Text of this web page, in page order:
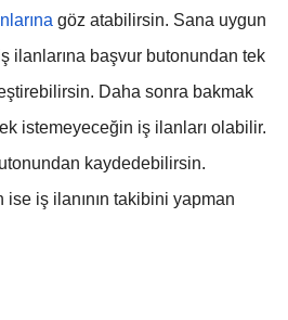
göz atabilirsin. Sana uygun
ilanlarına başvur butonundan tek
Daha sonra bakmak
istemeyeceğin iş ilanları olabilir.
kaydedebilirsin.
ise iş ilanının takibini yapman